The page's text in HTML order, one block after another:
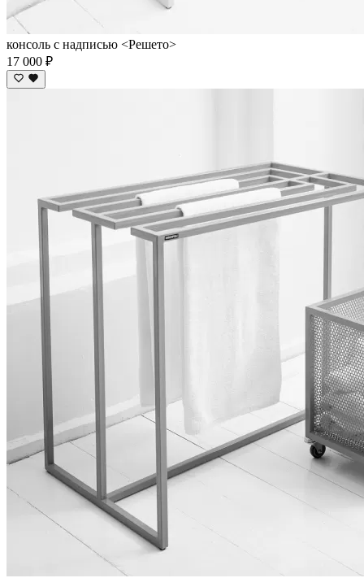
консоль с надписью <Решето>
17 000 ₽